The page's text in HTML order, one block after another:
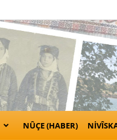
NÛÇE (HABER)